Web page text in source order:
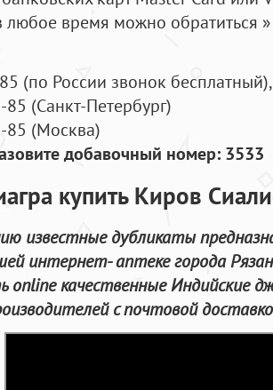
любое время можно обратиться
(по России звонок бесплатный),
85 (Санкт-Петербург)
85 (Москва)
добавочный номер: 3533
купить Киров
известные дубликаты
интернет- аптеке города
online качественные Индийские
с почтовой